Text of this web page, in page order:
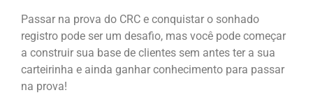
Passar na prova do CRC e conquistar o sonhado
registro pode ser um desafio, mas você pode começar
a construir sua base de clientes sem antes ter a sua
carteirinha e ainda ganhar conhecimento para passar
na prova!